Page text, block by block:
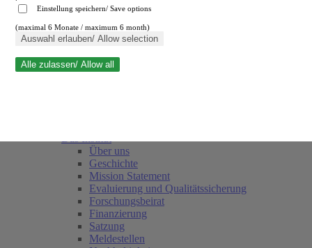
Suche schließen
Über uns
Geschichte
Mission Statement
Evaluierung und Qualitätssicherung
Forschungsbeirat
Finanzierung
Satzung
Meldestellen
Einstellung speichern/ Save options
(maximal 6 Monate / maximum 6 month)
Auswahl erlauben/ Allow selection
Alle zulassen/ Allow all